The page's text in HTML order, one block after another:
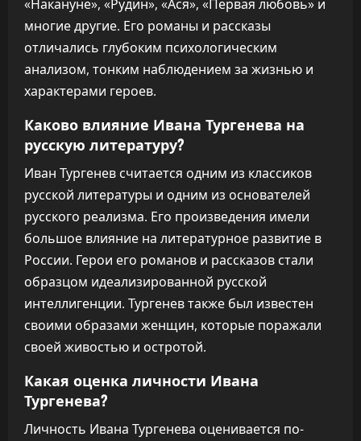
«Накануне», «Рудин», «Ася», «Первая любовь» и
многие другие. Его романы и рассказы
отличались глубоким психологическим
анализом, тонким наблюдением за жизнью и
характерами героев.
Каково влияние Ивана Тургенева на
русскую литературу?
Иван Тургенев считается одним из классиков
русской литературы и одним из основателей
русского реализма. Его произведения имели
большое влияние на литературное развитие в
России. Герои его романов и рассказов стали
образцом идеализированной русской
интеллигенции. Тургенев также был известен
своими образами женщин, которые поражали
своей живостью и остротой.
Какая оценка личности Ивана
Тургенева?
Личность Ивана Тургенева оценивается по-